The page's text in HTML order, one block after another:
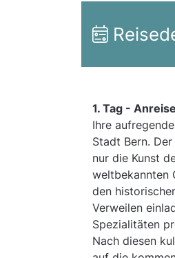
1. Tag -
Ihre
Stadt Bern.
nur die Kunst
weltbekannten
den
Verweilen
Spezialitäten
Nach diesen